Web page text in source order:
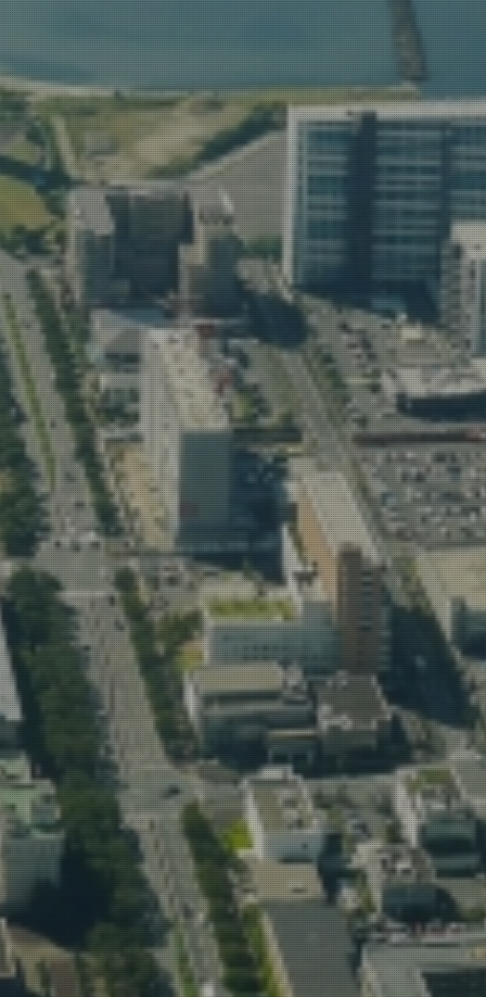
法律相談のご案内はこちらから
千葉第一法律事務所は、６５年以上
の歴史を持つ、県内で有数の規模の
法律事務所です。
法律相談のご案内はこちらから